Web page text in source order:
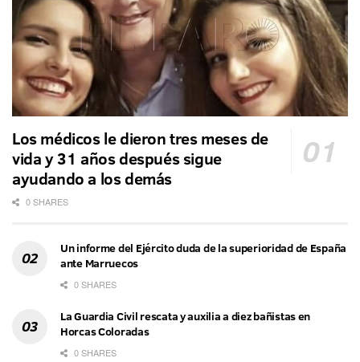
Los médicos le dieron tres meses de
vida y 31 años después sigue
ayudando a los demás
0 SHARES
Un informe del Ejército duda de la superioridad de España
ante Marruecos
0 SHARES
La Guardia Civil rescata y auxilia a diez bañistas en
Horcas Coloradas
0 SHARES